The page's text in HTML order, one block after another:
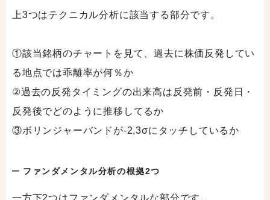
上3つはテクニカル分析に該当する部分です。
①該当銘柄のチャートを見て、過去に株価反発してい
る地点では乖離率が何％か
②過去の反発タイミングの出来高は反発前・反発日・
反発後でどのように推移してるか
③ボリンジャーバンドが-2,3σにタッチしているか
ファンダメンタル分析の根拠2つ
一方下2つはファンダメンタルな部分です。